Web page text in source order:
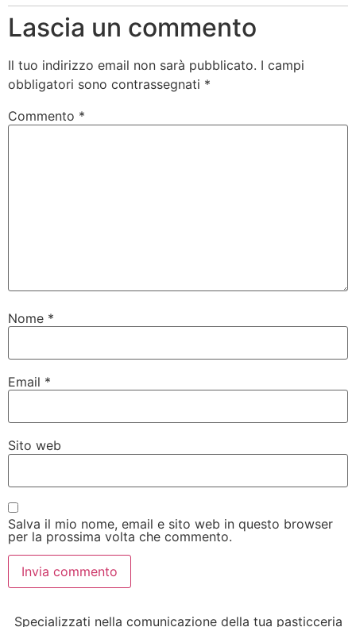
Lascia un commento
Il tuo indirizzo email non sarà pubblicato. I campi
obbligatori sono contrassegnati *
Commento *
Nome *
Email *
Sito web
Salva il mio nome, email e sito web in questo browser
per la prossima volta che commento.
Specializzati nella comunicazione della tua pasticceria